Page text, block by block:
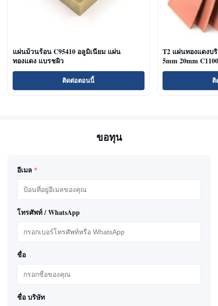
แผ่นม้วนร้อน C95410 อลูมิเนียม แผ่น
ทองแดง แบรชผิว
ติดต่อตอนนี้
T2 แผ่นทองแดงบ
5mm 20mm
ขอทุน
อีเมล *
โทรศัพท์ / WhatsApp
ชื่อ
ชื่อ บริษัท